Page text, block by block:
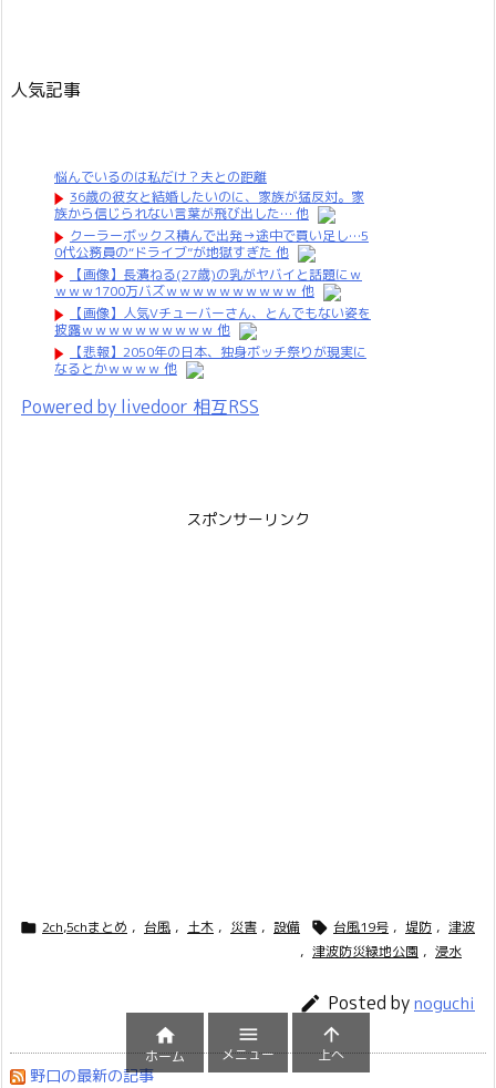
人気記事
悩んでいるのは私だけ？夫との距離
36歳の彼女と結婚したいのに、家族が猛反対。家
族から信じられない言葉が飛び出した… 他
クーラーボックス積んで出発→途中で買い足し…5
0代公務員の“ドライブ”が地獄すぎた 他
【画像】長濱ねる(27歳)の乳がヤバイと話題にｗ
ｗｗｗ1700万バズｗｗｗｗｗｗｗｗｗｗ 他
【画像】人気Vチューバーさん、とんでもない姿を
披露ｗｗｗｗｗｗｗｗｗｗ 他
【悲報】2050年の日本、独身ボッチ祭りが現実に
なるとかｗｗｗｗ 他
Powered by livedoor 相互RSS
スポンサーリンク
 2ch,5chまとめ , 台風 , 土木 , 災害 , 設備  台風19号 , 堤防 , 津波
, 津波防災緑地公園 , 浸水
 Posted bynoguchi
野口の最新の記事

ホーム

メニュー

上へ